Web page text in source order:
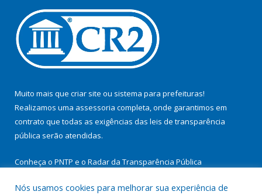
Muito mais que criar site ou sistema para prefeituras!
Realizamos uma assessoria completa, onde garantimos em
contrato que todas as exigências das leis de transparência
pública serão atendidas.
Conheça o PNTP e o Radar da Transparência Pública
Nós usamos cookies para melhorar sua experiência de